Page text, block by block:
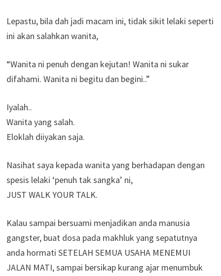
Lepastu, bila dah jadi macam ini, tidak sikit lelaki seperti
ini akan salahkan wanita,
“Wanita ni penuh dengan kejutan! Wanita ni sukar
difahami. Wanita ni begitu dan begini..”
Iyalah..
Wanita yang salah.
Eloklah diiyakan saja.
Nasihat saya kepada wanita yang berhadapan dengan
spesis lelaki ‘penuh tak sangka’ ni,
JUST WALK YOUR TALK.
Kalau sampai bersuami menjadikan anda manusia
gangster, buat dosa pada makhluk yang sepatutnya
anda hormati SETELAH SEMUA USAHA MENEMUI
JALAN MATI, sampai bersikap kurang ajar menumbuk